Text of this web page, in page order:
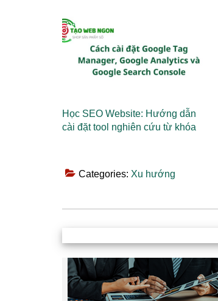
Học SEO Website: Hướng dẫn
cài đặt tool nghiên cứu từ khóa
Categories: Xu hướng